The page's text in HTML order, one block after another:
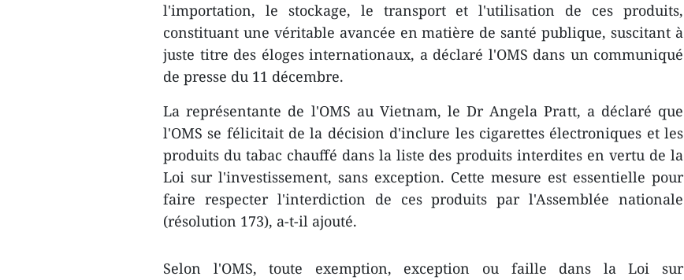
l'importation, le stockage, le transport et l'utilisation de ces produits,
constituant une véritable avancée en matière de santé publique, suscitant à
juste titre des éloges internationaux, a déclaré l'OMS dans un communiqué
de presse du 11 décembre.
La représentante de l'OMS au Vietnam, le Dr Angela Pratt, a déclaré que
l'OMS se félicitait de la décision d'inclure les cigarettes électroniques et les
produits du tabac chauffé dans la liste des produits interdites en vertu de la
Loi sur l'investissement, sans exception. Cette mesure est essentielle pour
faire respecter l'interdiction de ces produits par l'Assemblée nationale
(résolution 173), a-t-il ajouté.
Selon l'OMS, toute exemption, exception ou faille dans la Loi sur